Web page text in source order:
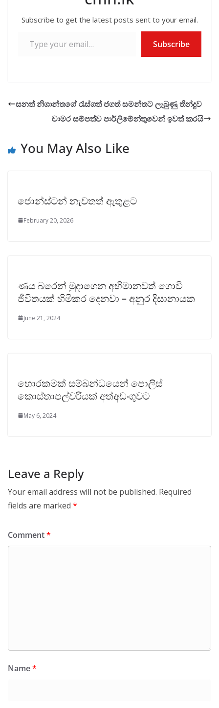
Subscribe to get the latest posts sent to your email.
Subscribe
සනත් නිශාන්තගේ රැස්ගත් ජගත් සමන්තට ලැබුණු තීන්දුව
චාමර සම්පත්ව පාර්ලිමේන්තුවෙන් ඉවත් කරයි
You May Also Like
ජොන්ස්ටන් නැවතත් ඇතුළට
February 20, 2026
ණය බරෙන් මුදාගෙන අභිමානවත් ගොවි
ජීවිතයක් හිමිකර දෙනවා – අනුර දිසානායක
June 21, 2024
හොරකමක් සම්බන්ධයෙන් පොලිස්
කොස්තාපල්වරියක් අත්අඩංගුවට
May 6, 2024
Leave a Reply
Your email address will not be published. Required
fields are marked *
Comment*
Name*